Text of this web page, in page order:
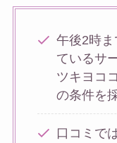
午後2時
ているサ
ツキヨコ
の条件を
口コミで